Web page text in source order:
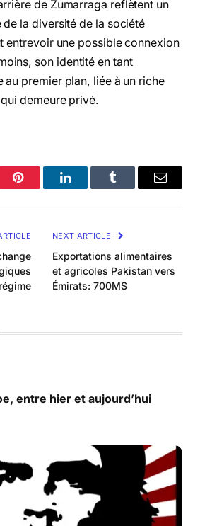
de Zumarraga reflètent un
la diversité de la société
entrevoir une possible connexion
son identité en tant
au premier plan, liée à un riche
demeure privé.
Pinterest LinkedInTumblr Email
NEXT ARTICLE
Exportations alimentaires
et agricoles Pakistan vers
Émirats: 700M$
entre hier et aujourd’hui